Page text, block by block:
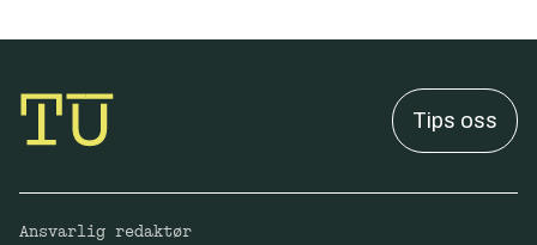
Tips oss
Ansvarlig redaktør